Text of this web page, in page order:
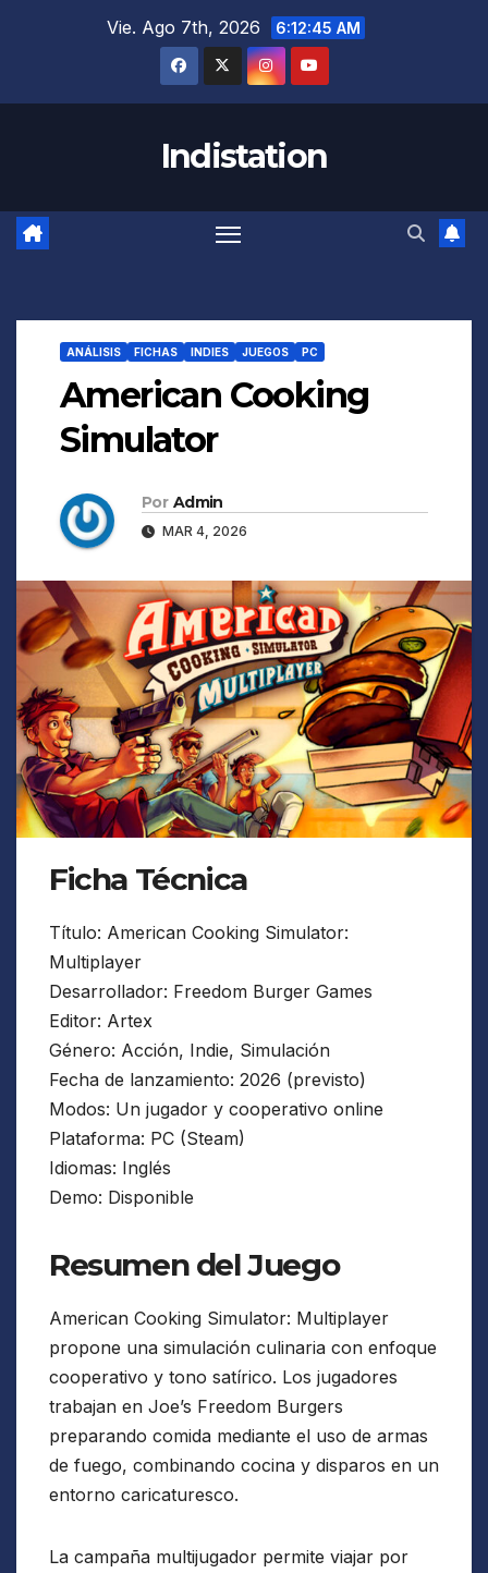
Vie. Ago 7th, 2026 6:12:46 AM
Indistation
ANÁLISIS FICHAS INDIES JUEGOS PC
American Cooking
Simulator
Por Admin
MAR 4, 2026
Ficha Técnica
Título: American Cooking Simulator:
Multiplayer
Desarrollador: Freedom Burger Games
Editor: Artex
Género: Acción, Indie, Simulación
Fecha de lanzamiento: 2026 (previsto)
Modos: Un jugador y cooperativo online
Plataforma: PC (Steam)
Idiomas: Inglés
Demo: Disponible
Resumen del Juego
American Cooking Simulator: Multiplayer
propone una simulación culinaria con enfoque
cooperativo y tono satírico. Los jugadores
trabajan en Joe’s Freedom Burgers
preparando comida mediante el uso de armas
de fuego, combinando cocina y disparos en un
entorno caricaturesco.
La campaña multijugador permite viajar por